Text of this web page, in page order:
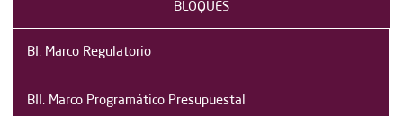
BLOQUES
BI. Marco Regulatorio
BII. Marco Programático Presupuestal